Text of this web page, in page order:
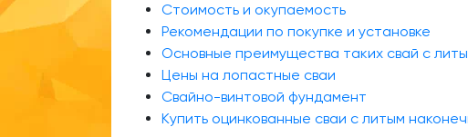
Стоимость и окупаемость
Рекомендации по покупке и установке
Основные преимущества таких свай с
Цены на лопастные сваи
Свайно-винтовой фундамент
Купить оцинкованные сваи с литым